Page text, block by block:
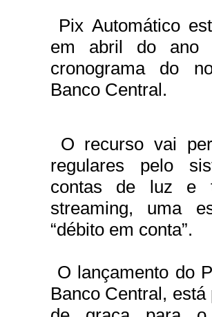
Pix Automático
em abril do
cronograma do
Banco Central.
O recurso vai
regulares pelo
contas de luz e
streaming, uma
“débito em conta”.
O lançamento do
Banco Central,